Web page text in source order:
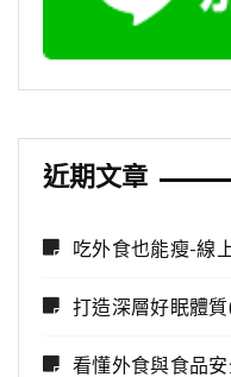
近期文章
吃外食也能瘦-線
打造深層好眠體
看懂外食與食品